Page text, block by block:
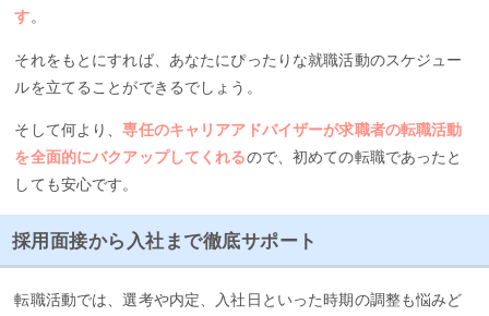
す。
それをもとにすれば、あなたにぴったりな就職活動のスケジュー
ルを立てることができるでしょう。
そして何より、専任のキャリアアドバイザーが求職者の転職活動
を全面的にバクアップしてくれるので、初めての転職であったと
しても安心です。
採用面接から入社まで徹底サポート
転職活動では、選考や内定、入社日といった時期の調整も悩みど